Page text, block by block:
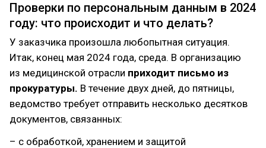
Проверки по персональным данным в 2024
году: что происходит и что делать?
У заказчика произошла любопытная ситуация.
Итак, конец мая 2024 года, среда. В организацию
из медицинской отрасли приходит письмо из
прокуратуры. В течение двух дней, до пятницы,
ведомство требует отправить несколько десятков
документов, связанных:
– с обработкой, хранением и защитой